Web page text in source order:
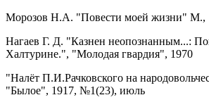
Морозов Н.А. "Повести моей жизни" М.,
Нагаев Г. Д. "Казнен неопознанным...:
Халтурине.", "Молодая гвардия", 1970
"Налёт П.И.Рачковского на
"Былое", 1917, №1(23), июль